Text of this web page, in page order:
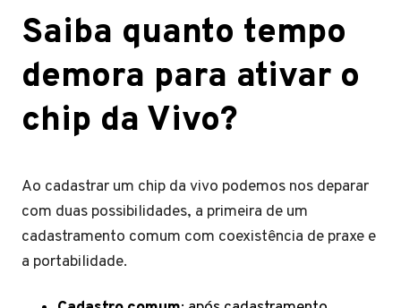
Saiba quanto tempo
demora para ativar o
chip da Vivo?
Ao cadastrar um chip da vivo podemos nos deparar
com duas possibilidades, a primeira de um
cadastramento comum com coexistência de praxe e
a portabilidade.